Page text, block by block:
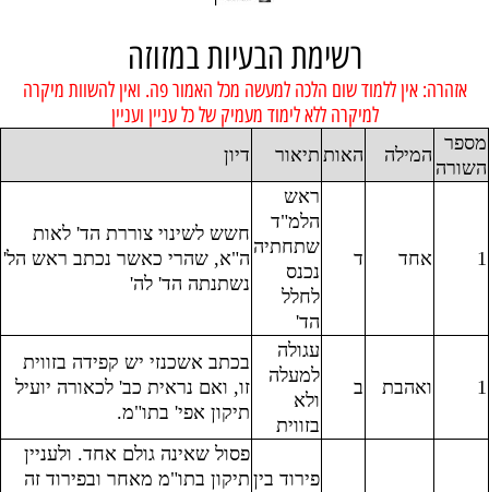
רשימת הבעיות במזוזה
אזהרה: אין ללמוד שום הלכה למעשה מכל האמור פה. ואין להשוות מיקרה
למיקרה ללא לימוד מעמיק של כל עניין ועניין
מספר
השורה
המילה האות תיאור דיון
1 אחד ד
ראש
הלמ"ד
שתחתיה
נכנס
לחלל
הד'
חשש לשינוי צוררת הד' לאות
ה"א, שהרי כאשר נכתב ראש הל'
נשתנתה הד' לה'
1 ואהבת ב
עגולה
למעלה
ולא
בזווית
בכתב אשכנזי יש קפידה בזווית
זו, ואם נראית כב' לכאורה יועיל
תיקון אפי' בתו"מ.
פירוד בין
פסול שאינה גולם אחד. ולעניין
תיקון בתו"מ מאחר ובפירוד זה